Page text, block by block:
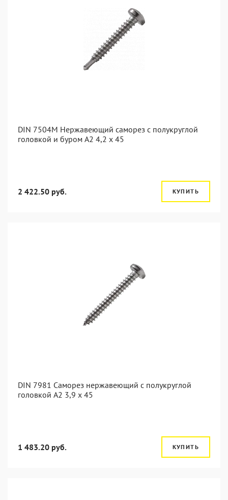
DIN 7504M Нержавеющий саморез с полукруглой
головкой и буром А2 4,2 x 45
2 422.50 руб. КУПИТЬ
DIN 7981 Саморез нержавеющий с полукруглой
головкой А2 3,9 x 45
1 483.20 руб. КУПИТЬ